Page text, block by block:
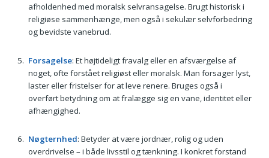
afholdenhed med moralsk selvransagelse. Brugt historisk i
religiøse sammenhænge, men også i sekulær selvforbedring
og bevidste vanebrud.
Forsagelse: Et højtideligt fravalg eller en afsværgelse af
noget, ofte forstået religiøst eller moralsk. Man forsager lyst,
laster eller fristelser for at leve renere. Bruges også i
overført betydning om at fralægge sig en vane, identitet eller
afhængighed.
Nøgternhed: Betyder at være jordnær, rolig og uden
overdrivelse – i både livsstil og tænkning. I konkret forstand